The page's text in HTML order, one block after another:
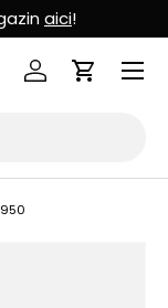
aici!
Logheaza-te
Cos de